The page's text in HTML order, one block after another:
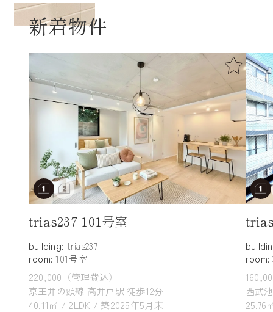
新着物件
trias237 101号室
building: trias237
room: 101号室
220,000（管理費込）
京王井の頭線 高井戸駅 徒歩12分
40.11㎡ / 2LDK / 築2025年5月末
room:
西武
25.76